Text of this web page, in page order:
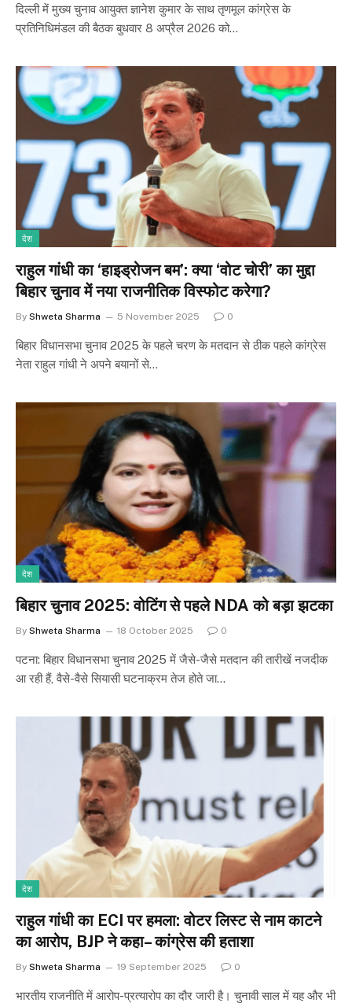
दिल्ली में मुख्य चुनाव आयुक्त ज्ञानेश कुमार के साथ तृणमूल कांग्रेस के
प्रतिनिधिमंडल की बैठक बुधवार 8 अप्रैल 2026 को…
देश
राहुल गांधी का ‘हाइड्रोजन बम’: क्या ‘वोट चोरी’ का मुद्दा
बिहार चुनाव में नया राजनीतिक विस्फोट करेगा?
By Shweta Sharma 5 November 2025 0
बिहार विधानसभा चुनाव 2025 के पहले चरण के मतदान से ठीक पहले कांग्रेस
नेता राहुल गांधी ने अपने बयानों से…
देश
बिहार चुनाव 2025: वोटिंग से पहले NDA को बड़ा झटका
By Shweta Sharma 18 October 2025 0
पटना: बिहार विधानसभा चुनाव 2025 में जैसे-जैसे मतदान की तारीखें नजदीक
आ रही हैं, वैसे-वैसे सियासी घटनाक्रम तेज होते जा…
देश
राहुल गांधी का ECI पर हमला: वोटर लिस्ट से नाम काटने
का आरोप, BJP ने कहा– कांग्रेस की हताशा
By Shweta Sharma 19 September 2025 0
भारतीय राजनीति में आरोप-प्रत्यारोप का दौर जारी है। चुनावी साल में यह और भी